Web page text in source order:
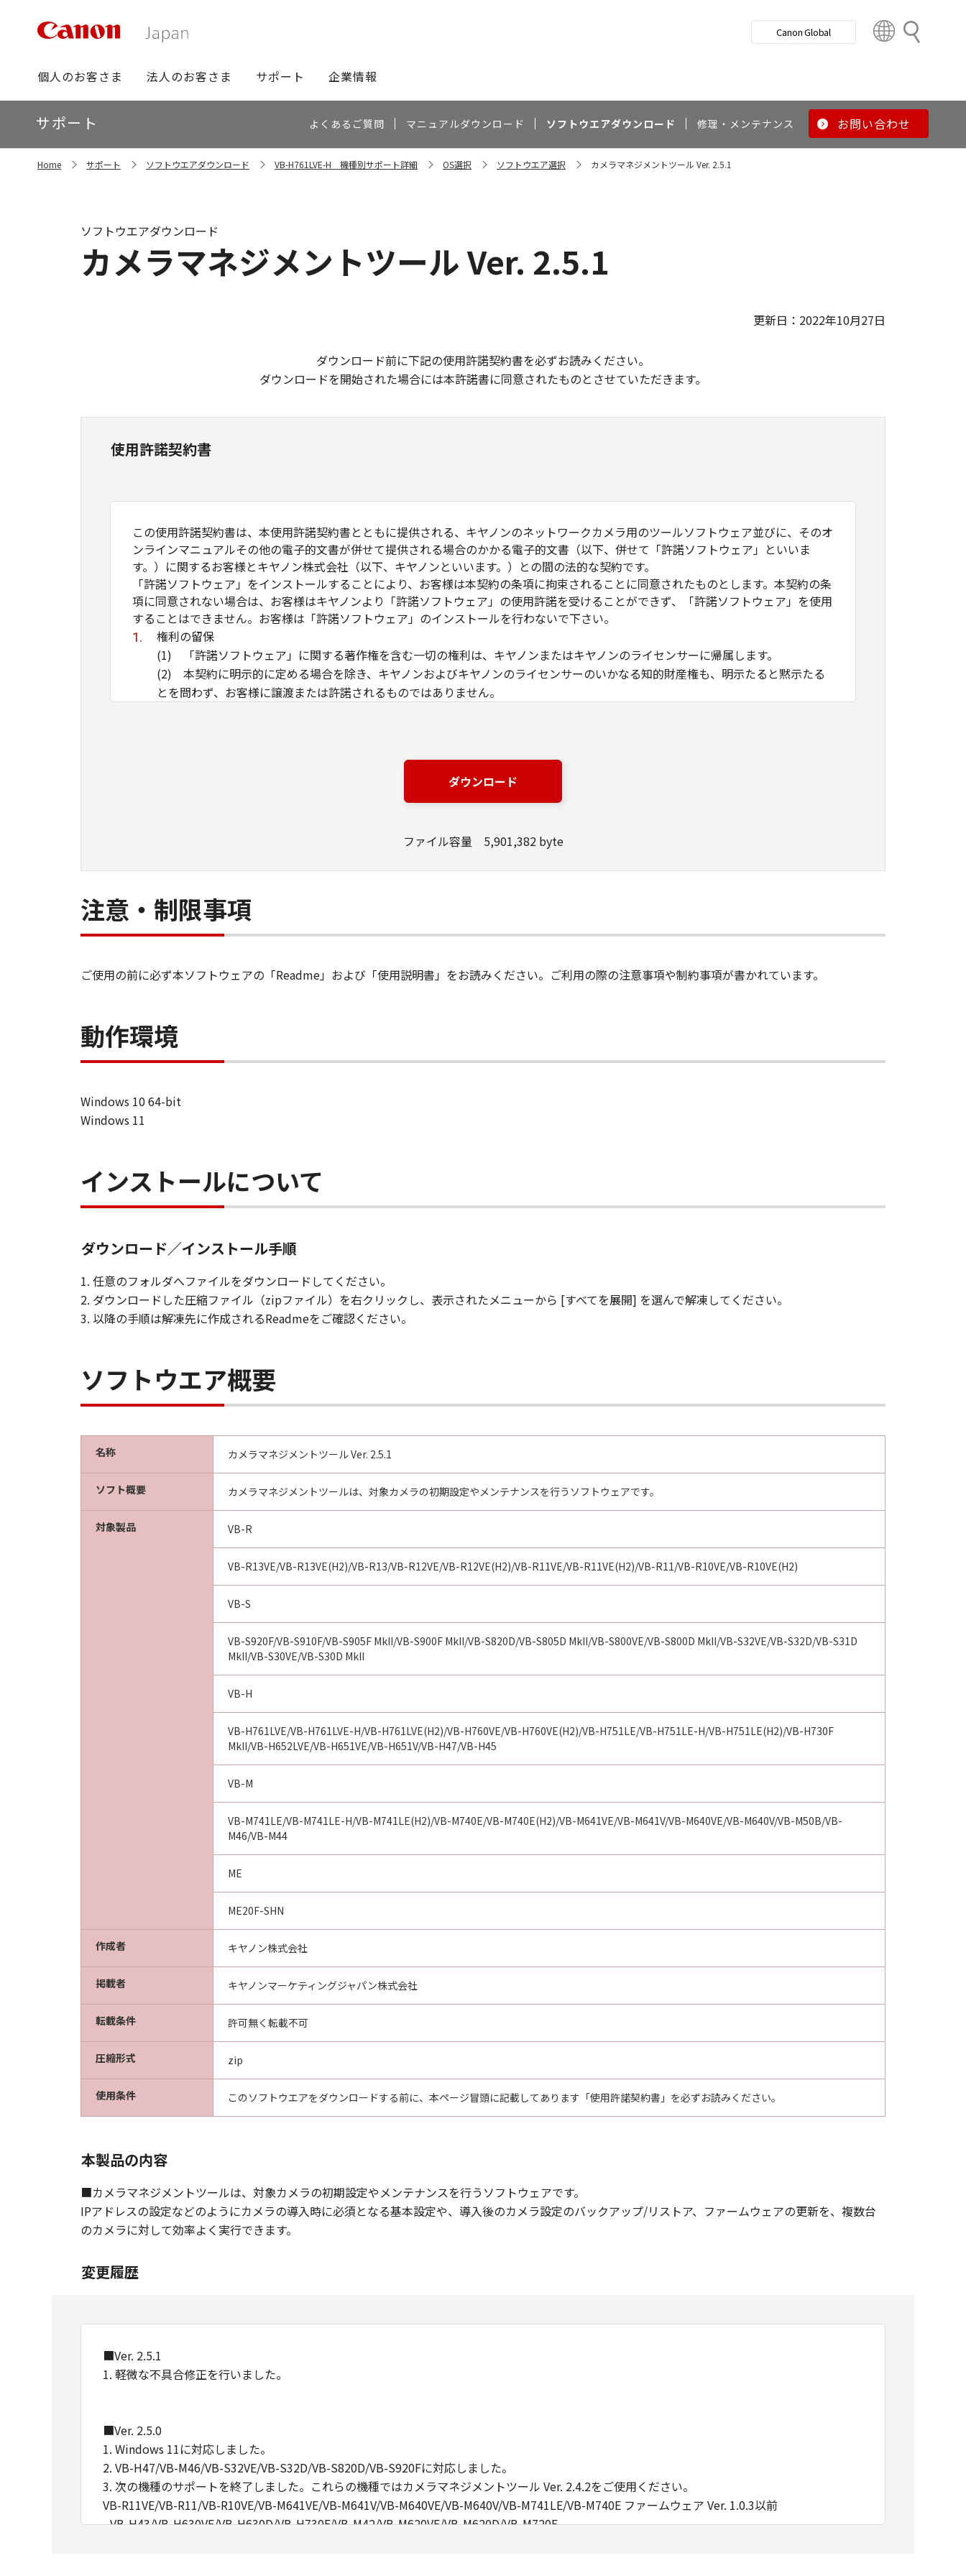
検
グ
ロ
ー
バ
ビ
個人のお客さま 法人のお客さま サポート 企業情報
Canon Global
t
y
ロ
ー
カ
ル
サポート よくあるご質問 マニュアルダウンロード ソフトウエアダウンロード 修理・メンテナンス お問い合わせ
Home サポート ソフトウエアダウンロード VB-H761LVE-H 機種別サポート詳細 OS選択 ソフトウエア選択 カメラマネジメントツール Ver. 2.5.1
カメラマネジメントツール Ver. 2.5.1
ソフトウエアダウンロード
更新日：2022年10月27日
ダウンロード前に下記の使用許諾契約書を必ずお読みください。
ダウンロードを開始された場合には本許諾書に同意されたものとさせていただきます。
使用許諾契約書
この使用許諾契約書は、本使用許諾契約書とともに提供される、キヤノンのネットワークカメラ用のツールソフトウェア並びに、そのオ
ンラインマニュアルその他の電子的文書が併せて提供される場合のかかる電子的文書（以下、併せて「許諾ソフトウェア」といいま
す。）に関するお客様とキヤノン株式会社（以下、キヤノンといいます。）との間の法的な契約です。
「許諾ソフトウェア」をインストールすることにより、お客様は本契約の条項に拘束されることに同意されたものとします。本契約の条
項に同意されない場合は、お客様はキヤノンより「許諾ソフトウェア」の使用許諾を受けることができず、「許諾ソフトウェア」を使用
することはできません。お客様は「許諾ソフトウェア」のインストールを行わないで下さい。
権利の留保
(1) 「許諾ソフトウェア」に関する著作権を含む一切の権利は、キヤノンまたはキヤノンのライセンサーに帰属します。
(2) 本契約に明示的に定める場合を除き、キヤノンおよびキヤノンのライセンサーのいかなる知的財産権も、明示たると黙示たる
とを問わず、お客様に譲渡または許諾されるものではありません。
(1) お客様は、「許諾ソフトウェア」を、対応するキヤノンのネットワークカメラ製品を使用する目的のために、お客様のコンピ
(2) お客様は、バックアップの目的でのみ、「許諾ソフトウェア」を１コピー複製することができます。但し、お客様は、かかる
バックアップコピーに「許諾ソフトウェア」に含まれているすべての著作権表示を含めた形で複製を行うものとし、また、かかるバ
ックアップコピーを記録した記録媒体上に、「許諾ソフトウェア」に表示されているものと同一の著作権表示を行うものとします。
ルまたは他のプログラミング言語へ変換することはできません。また、第三者にこのような行為をさせてはなりません。
(4) 本契約に明示的に定める場合を除き、お客様は、「許諾ソフトウェア」を再使用許諾、譲渡、販売、頒布、賃貸、リースもし
保証の否認および免責
適合性または「許諾ソフトウェア」に欠陥がないことを含め、いかなる保証もしません。
(2) キヤノンは、お客様の正当な入手を証するものにより証される、お客様の「許諾ソフトウェア」の入手日より90日の間、通常
の使用状態において、「許諾ソフトウェア」が記録された媒体（以下「メディア」といいます。）に物理的な欠陥がないことを保証
救済は、かかる保証を満たさない「メディア」の交換のみとします。但し、かかる保証は、「メディア」の欠陥が、「許諾ソフトウ
いものとします。たとえ、キヤノン、キヤノンの子会社、それらの販売代理店または販売店がかかる損害の可能性について知らされ
ていた場合でも同様です。
(4) キヤノン、キヤノンの子会社、それらの販売代理店および販売店は、「許諾ソフトウェア」の使用に起因または関連してお客
サポートおよびアップデート
キヤノン、キヤノンの子会社、それらの販売代理店および販売店は、「許諾ソフトウェア」のメンテナンスおよびお客様による「許
諾ソフトウェア」の使用を支援することに、並びに「許諾ソフトウェア」に対するアップデート、バグの修正またはサポートの提
供について、いかなる責任を負うものでもありません。
または間接に輸出してはなりません。
契約期間
(2) お客様は、「許諾ソフトウェア」（そのバックアップコピーを含むものとします。以下同じ。）を廃棄し、且つ、インストー
ル済みのすべての「許諾ソフトウェア」を消去することにより本契約を終了させることができます。
(3) キヤノンは、お客様が本契約のいずれかの条項に違反した場合、直ちに本契約を終了させることができます。
ソフトウェア」を消去するものとします。
(5) 第１条、第３条および第５条の規定は、本契約の終了後も効力を有するものとします。
分離可能性
(1) 本契約のいずれかの条項またはその一部が法律により無効となっても、本契約のそれ以外の部分は効力を有するものとしま
(2) 本契約は日本国法に準拠するものとします。
(3) 本契約に関わる紛争は、東京地方裁判所を管轄裁判所として解決するものとします。
U.S. GOVERNMENT RESTRICTED RIGHTS NOTICE:
computer software” and “commercial computer software documentation,” as such terms are used in 48 C.F.R. 12.212 (Sept
1995). Consistent with 48 C.F.R. 12.212 and 48 C.F.R. 227.7202-1 through 227.7202-4 (June 1995), all U.S. Government End
Users shall acquire the Software with only those rights set forth herein. Manufacturer is Canon Inc./30-2, Shimomaruko 3-
chome, Ohta-ku, Tokyo 146-8501, Japan.
本条において、&quot;Software&quot;という語は、本契約における「許諾ソフトウェア」を意味するものとします。
キヤノン株式会社
ダウンロード
ファイル容量 5,901,382 byte
注意・制限事項
ご使用の前に必ず本ソフトウェアの「Readme」および「使用説明書」をお読みください。ご利用の際の注意事項や制約事項が書かれています。
動作環境
Windows 10 64-bit
Windows 11
インストールについて
ダウンロード／インストール手順
1. 任意のフォルダへファイルをダウンロードしてください。
2. ダウンロードした圧縮ファイル（zipファイル）を右クリックし、表示されたメニューから [すべてを展開] を選んで解凍してください。
3. 以降の手順は解凍先に作成されるReadmeをご確認ください。
ソフトウエア概要
名称 カメラマネジメントツール Ver. 2.5.1
ソフト概要 カメラマネジメントツールは、対象カメラの初期設定やメンテナンスを行うソフトウェアです。
対象製品 VB-R
VB-R13VE/VB-R13VE(H2)/VB-R13/VB-R12VE/VB-R12VE(H2)/VB-R11VE/VB-R11VE(H2)/VB-R11/VB-R10VE/VB-R10VE(H2)
VB-S
VB-S920F/VB-S910F/VB-S905F MkII/VB-S900F MkII/VB-S820D/VB-S805D MkII/VB-S800VE/VB-S800D MkII/VB-S32VE/VB-S32D/VB-S31D
MkII/VB-S30VE/VB-S30D MkII
VB-H
VB-H761LVE/VB-H761LVE-H/VB-H761LVE(H2)/VB-H760VE/VB-H760VE(H2)/VB-H751LE/VB-H751LE-H/VB-H751LE(H2)/VB-H730F
MkII/VB-H652LVE/VB-H651VE/VB-H651V/VB-H47/VB-H45
VB-M
VB-M741LE/VB-M741LE-H/VB-M741LE(H2)/VB-M740E/VB-M740E(H2)/VB-M641VE/VB-M641V/VB-M640VE/VB-M640V/VB-M50B/VB-
M46/VB-M44
ME
ME20F-SHN
作成者 キヤノン株式会社
掲載者 キヤノンマーケティングジャパン株式会社
転載条件 許可無く転載不可
圧縮形式 zip
使用条件 このソフトウエアをダウンロードする前に、本ページ冒頭に記載してあります「使用許諾契約書」を必ずお読みください。
本製品の内容
■カメラマネジメントツールは、対象カメラの初期設定やメンテナンスを行うソフトウェアです。
IPアドレスの設定などのようにカメラの導入時に必須となる基本設定や、導入後のカメラ設定のバックアップ/リストア、ファームウェアの更新を、複数台
のカメラに対して効率よく実行できます。
変更履歴
■Ver. 2.5.1
1. 軽微な不具合修正を行いました。
■Ver. 2.5.0
1. Windows 11に対応しました。
2. VB-H47/VB-M46/VB-S32VE/VB-S32D/VB-S820D/VB-S920Fに対応しました。
3. 次の機種のサポートを終了しました。これらの機種ではカメラマネジメントツール Ver. 2.4.2をご使用ください。
VB-R11VE/VB-R11/VB-R10VE/VB-M641VE/VB-M641V/VB-M640VE/VB-M640V/VB-M741LE/VB-M740E ファームウェア Ver. 1.0.3以前
- VB-H43/VB-H630VE/VB-H630D/VB-H730F/VB-M42/VB-M620VE/VB-M620D/VB-M720F